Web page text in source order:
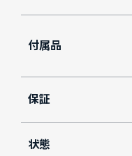
付属品
保証
状態